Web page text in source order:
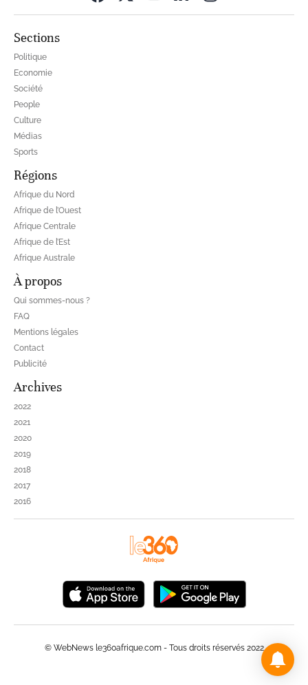
Sections
Politique
Economie
Société
People
Culture
Médias
Sports
Régions
Afrique du Nord
Afrique de l’Ouest
Afrique Centrale
Afrique de l’Est
Afrique Australe
À propos
Qui sommes-nous ?
FAQ
Mentions légales
Contact
Publicité
Archives
2022
2021
2020
2019
2018
2017
2016
© WebNews le360afrique.com - Tous droits réservés 2022